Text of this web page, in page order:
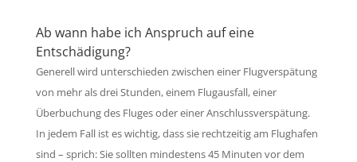
Ab wann habe ich Anspruch auf eine
Entschädigung?
Generell wird unterschieden zwischen einer Flugverspätung
von mehr als drei Stunden, einem Flugausfall, einer
Überbuchung des Fluges oder einer Anschlussverspätung.
In jedem Fall ist es wichtig, dass sie rechtzeitig am Flughafen
sind – sprich: Sie sollten mindestens 45 Minuten vor dem